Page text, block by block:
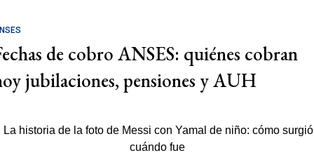
de cobro ANSES: quiénes cobran
jubilaciones, pensiones y AUH